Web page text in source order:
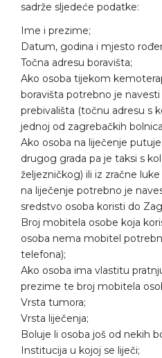
sadrže sljedeće podatke:
Ime i prezime;
Datum, godina i mjesto
Točna adresu boravišta;
Ako osoba tijekom
boravišta potrebno je
prebivališta (točnu adresu s
jednoj od zagrebačkih
Ako osoba na liječenje
drugog grada pa je taksi s
željezničkog) ili iz zračne
na liječenje potrebno je
sredstvo osoba koristi do
Broj mobitela osobe koja
osoba nema mobitel
telefona);
Ako osoba ima vlastitu
prezime te broj mobitela
Vrsta tumora;
Vrsta liječenja;
Boluje li osoba još od nekih
Institucija u kojoj se liječi;